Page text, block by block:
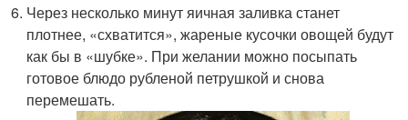
Через несколько минут яичная заливка станет
плотнее, «схватится», жареные кусочки овощей будут
как бы в «шубке». При желании можно посыпать
готовое блюдо рубленой петрушкой и снова
перемешать.